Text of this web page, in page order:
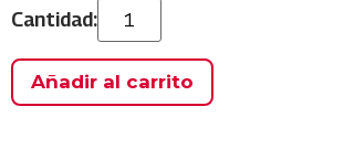
Añadir al carrito